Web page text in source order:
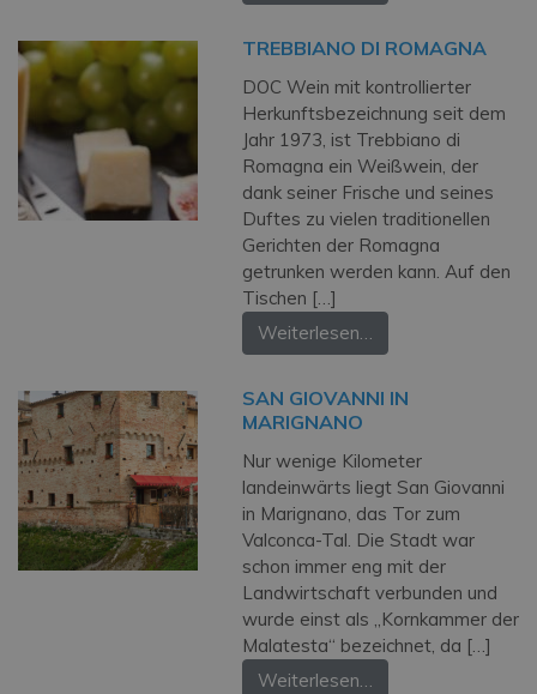
TREBBIANO DI ROMAGNA
DOC Wein mit kontrollierter
Herkunftsbezeichnung seit dem
Jahr 1973, ist Trebbiano di
Romagna ein Weißwein, der
dank seiner Frische und seines
Duftes zu vielen traditionellen
Gerichten der Romagna
getrunken werden kann. Auf den
Tischen […]
Weiterlesen…
SAN GIOVANNI IN
MARIGNANO
Nur wenige Kilometer
landeinwärts liegt San Giovanni
in Marignano, das Tor zum
Valconca-Tal. Die Stadt war
schon immer eng mit der
Landwirtschaft verbunden und
wurde einst als „Kornkammer der
Malatesta“ bezeichnet, da […]
Weiterlesen…